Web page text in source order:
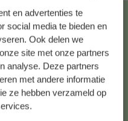
en advertenties te
social media te bieden en
Ook delen we
site met onze partners
analyse. Deze partners
met andere informatie
ze hebben verzameld op
Hilfe
und Hilfe brauchen, wenden
Oder lesen Sie hier